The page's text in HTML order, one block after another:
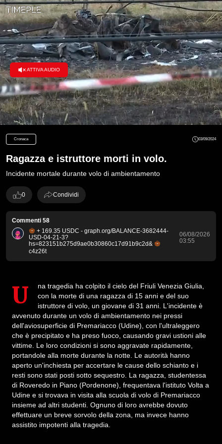
ATTIVA AUDIO
Loaded
100.00%
Ragazza e istruttore morti in volo.
Incidente mortale durante volo di ambientamento
Cronaca 03/09/2024
0 Condividi
Commenti 58
+ 169.35 USDC - graph.org/BALANCE-3682444-
USD-04-21-3?
hs=823151b275d9ae0b30860c17d91b9c2d&
06/08/2026
03:55
c4z26t
Una tragedia ha colpito il cielo del Friuli Venezia Giulia,
con la morte di una ragazza di 15 anni e del suo
istruttore di volo, un giovane di 31 anni. L'incidente è
avvenuto durante un volo di ambientamento nei pressi
dell'aviosuperficie di Premariacco (Udine), con l'ultraleggero
che è precipitato e ha preso fuoco, causando gravi ustioni alle
vittime. Le loro condizioni si sono aggravate rapidamente,
portandole alla morte durante la notte. Le autorità hanno
aperto un'inchiesta per accertare le cause dello schianto e i
resti sono stati posti sotto sequestro. La ragazza, studentessa
di Roveredo in Piano (Pordenone), frequentava l'istituto Volta a
Udine e si trovava in visita alla scuola di volo di Premariacco
insieme ad altri studenti. Ognuno di loro avrebbe dovuto
effettuare un breve sorvolo della zona, ma invece hanno
assistito impotenti alla tragedia.